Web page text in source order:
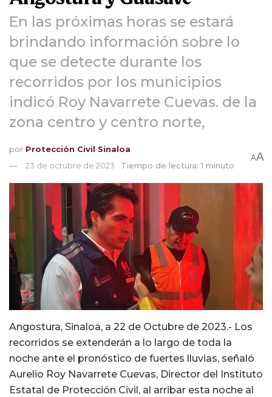
En las próximas horas se estará
brindando información sobre lo
que se detecte durante los
recorridos por los municipios
indicó Roy Navarrete Cuevas. de la
zona centro y centro norte,
por Protección Civil Sinaloa
23 de octubre de 2023
Tiempo de lectura: 1 minuto
AA
Angostura, Sinaloa, a 22 de Octubre de 2023.- Los
recorridos se extenderán a lo largo de toda la
noche ante el pronóstico de fuertes lluvias, señaló
Aurelio Roy Navarrete Cuevas, Director del Instituto
Estatal de Protección Civil, al arribar esta noche al